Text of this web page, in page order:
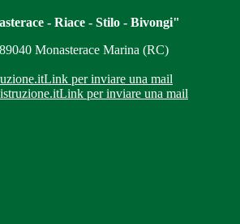
- Riace - Stilo - Bivongi"
Monasterace Marina (RC)
Link per inviare una mail
Link per inviare una mail